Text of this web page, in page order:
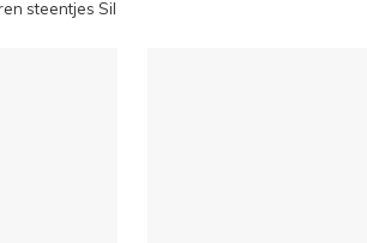
steentjes Sil